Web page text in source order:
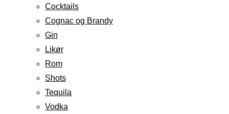
Cocktails
Cognac og Brandy
Gin
Likør
Rom
Shots
Tequila
Vodka